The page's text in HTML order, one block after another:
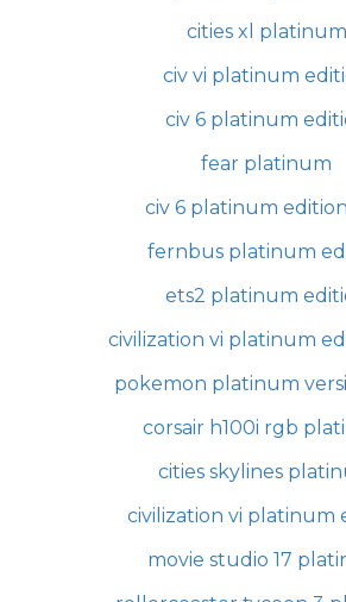
cities xl platinum
civ vi platinum
civ 6 platinum
fear platinum
civ 6 platinum
fernbus platinum
ets2 platinum
civilization vi platinum
pokemon platinum
corsair h100i rgb
cities skylines
civilization vi platinum
movie studio 17